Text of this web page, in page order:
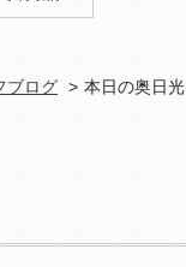
ブログ 本日の奥日光